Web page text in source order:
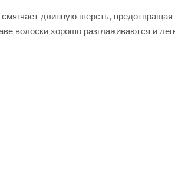
длинную шерсть, предотвращая
волоски хорошо разглаживаются и
спаниелей, папильонов и др.